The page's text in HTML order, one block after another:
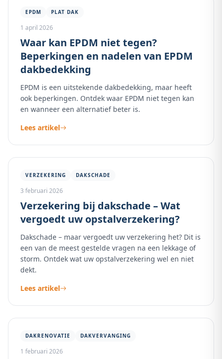
EPDM PLAT DAK
1 april 2026
Waar kan EPDM niet tegen?
Beperkingen en nadelen van EPDM
dakbedekking
EPDM is een uitstekende dakbedekking, maar heeft
ook beperkingen. Ontdek waar EPDM niet tegen kan
en wanneer een alternatief beter is.
Lees artikel
VERZEKERING DAKSCHADE
3 februari 2026
Verzekering bij dakschade – Wat
vergoedt uw opstalverzekering?
Dakschade – maar vergoedt uw verzekering het? Dit is
een van de meest gestelde vragen na een lekkage of
storm. Ontdek wat uw opstalverzekering wel en niet
dekt.
Lees artikel
DAKRENOVATIE DAKVERVANGING
1 februari 2026